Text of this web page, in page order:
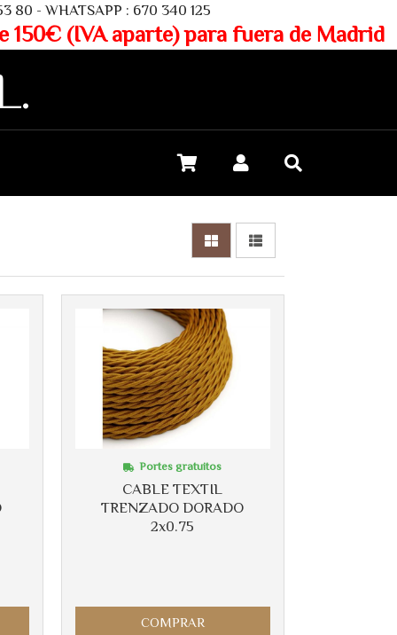
: 670 340 125
para fuera de Madrid
CABLE TEXTIL
TRENZADO DORADO
2x0.75
Portes gratuitos
COMPRAR